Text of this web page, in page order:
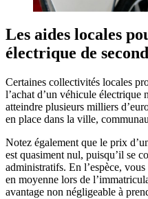
Les aides locales
électrique de
Certaines collectivités locales
l’achat d’un véhicule électrique
atteindre plusieurs milliers
en place dans la ville,
Notez également que le prix
est quasiment nul, puisqu’il se
administratifs. En l’espèce,
en moyenne lors de
avantage non négligeable à